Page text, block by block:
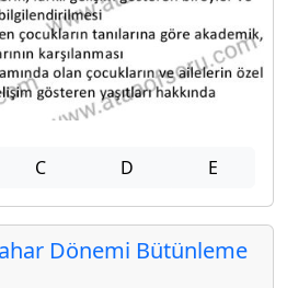
C D E
Dönemi Bütünleme